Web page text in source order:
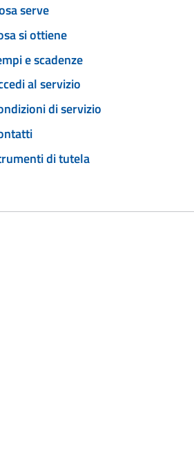
serve
si ottiene
e scadenze
al servizio
di servizio
di tutela